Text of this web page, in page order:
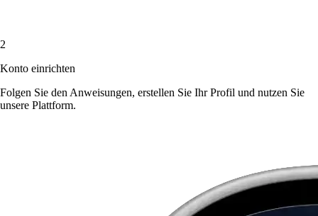
2
Konto einrichten
Folgen Sie den Anweisungen, erstellen Sie Ihr Profil und nutzen Sie
unsere Plattform.